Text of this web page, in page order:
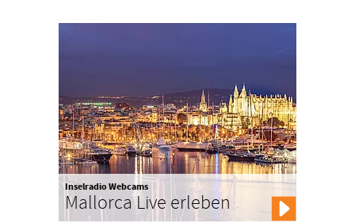
Inselradio Webcams
Mallorca Live erleben